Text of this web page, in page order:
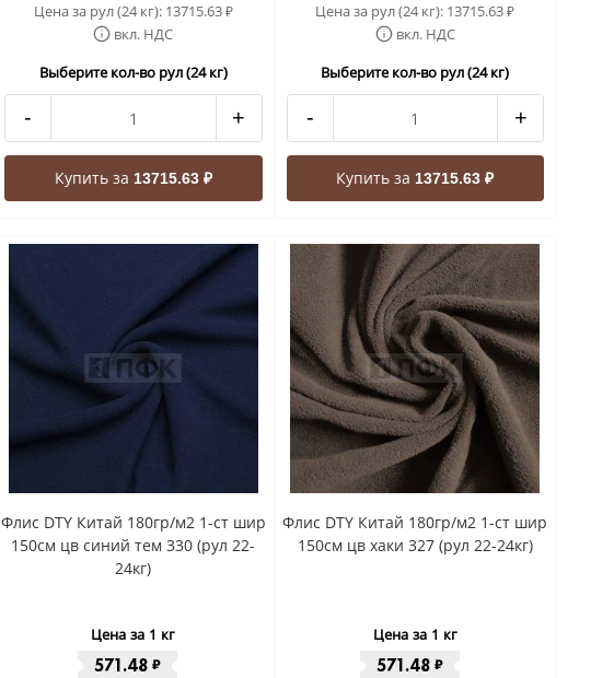
Цена за рул (24 кг): 13715.63₽
вкл. НДС
Выберите кол-во рул (24 кг)
- +
Купить за 13715.63 ₽
Цена за рул (24 кг): 13715.63₽
вкл. НДС
Выберите кол-во рул (24 кг)
- +
Купить за13715.63 ₽
Флис DTY Китай 180гр/м2 1-ст шир
150см цв синий тем 330 (рул 22-
24кг)
Цена за 1 кг
571.48 ₽
Флис DTY Китай 180гр/м2 1-ст шир
150см цв хаки 327 (рул 22-24кг)
Цена за 1 кг
571.48 ₽